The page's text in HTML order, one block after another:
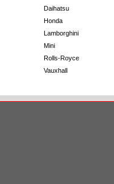
Daihatsu
Honda
Lamborghini
Mini
Rolls-Royce
Vauxhall